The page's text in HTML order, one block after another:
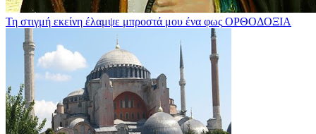
Τη στιγμή εκείνη έλαμψε μπροστά μου ένα φως ΟΡΘΟΔΟΞΙΑ